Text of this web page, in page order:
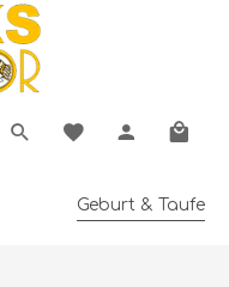
Geburt & Taufe